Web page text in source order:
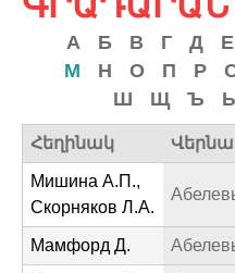
o
r
m
А Б В Г Д Е
М
Н О П Р
Ш
Щ Ъ
Հեղինակ
Мишина А.П.,
Скорняков Л.А.
Мамфорд Д.